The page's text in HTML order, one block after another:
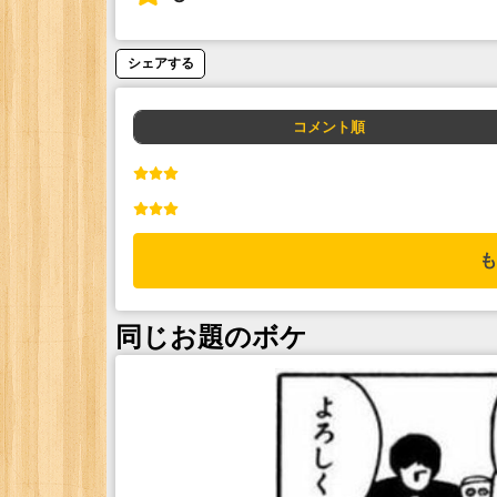
シェアする
コメント順
同じお題のボケ